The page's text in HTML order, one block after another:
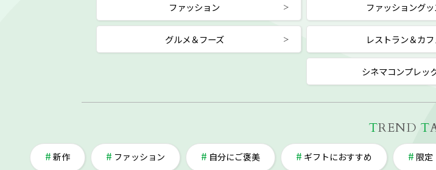
ファッション ファッショング
グルメ＆フーズ レストラン＆カフ
シネマコンプレッ
TREND T
新作 ファッション 自分にご褒美 ギフトにおすすめ 限定